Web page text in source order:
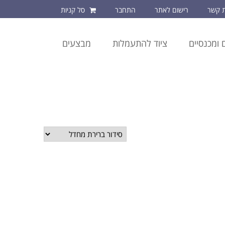
קשר רישום לאתר התחבר סל קניות
ומכנסיים ציוד להתעמלות מבצעים